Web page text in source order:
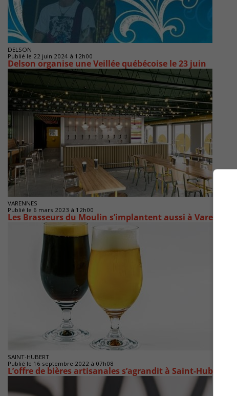
DELSON
Publié le 22 juin 2024 à 12h00
Delson organise une Veillée québécoise le 23 juin
VARENNES
Publié le 6 mars 2023 à 12h00
Les Brasseurs du Moulin s’implantent aussi à Varennes
SAINT-HUBERT
Publié le 16 septembre 2022 à 07h08
L’offre de bières artisanales s’agrandit à Saint-Hubert